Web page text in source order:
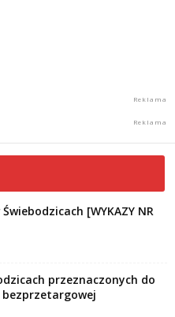
[WYKAZY NR
przeznaczonych do